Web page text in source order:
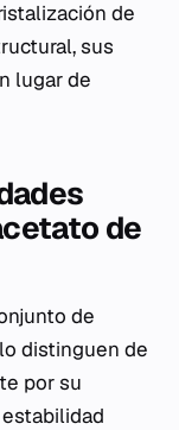
de
sus
lugar de
de
de
distinguen de
por su